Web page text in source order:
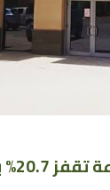
الثاني